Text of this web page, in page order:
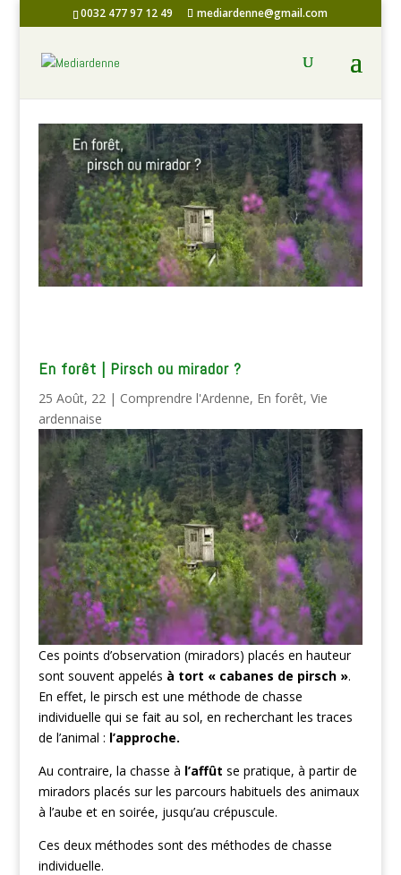
0032 477 97 12 49 mediardenne@gmail.com
En forêt | Pirsch ou mirador ?
25 Août, 22| Comprendre l'Ardenne, En forêt, Vie
ardennaise
Ces points d’observation (miradors) placés en hauteur
sont souvent appelés à tort « cabanes de pirsch ».
En effet, le pirsch est une méthode de chasse
individuelle qui se fait au sol, en recherchant les traces
de l’animal : l’approche.
Au contraire, la chasse à l’affût se pratique, à partir de
miradors placés sur les parcours habituels des animaux
à l’aube et en soirée, jusqu’au crépuscule.
Ces deux méthodes sont des méthodes de chasse
individuelle.